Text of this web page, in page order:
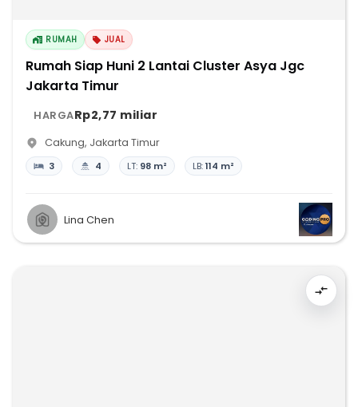
RUMAH JUAL
Rumah Siap Huni 2 Lantai Cluster Asya Jgc
Jakarta Timur
HARGARp2,77 miliar
Cakung, Jakarta Timur
3 4 LT: 98 m² LB:114 m²
Lina Chen